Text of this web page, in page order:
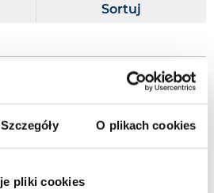
Szczegóły O plikach cookies
pliki cookies
Sortuj
Show
Opracowanie zbiorowe